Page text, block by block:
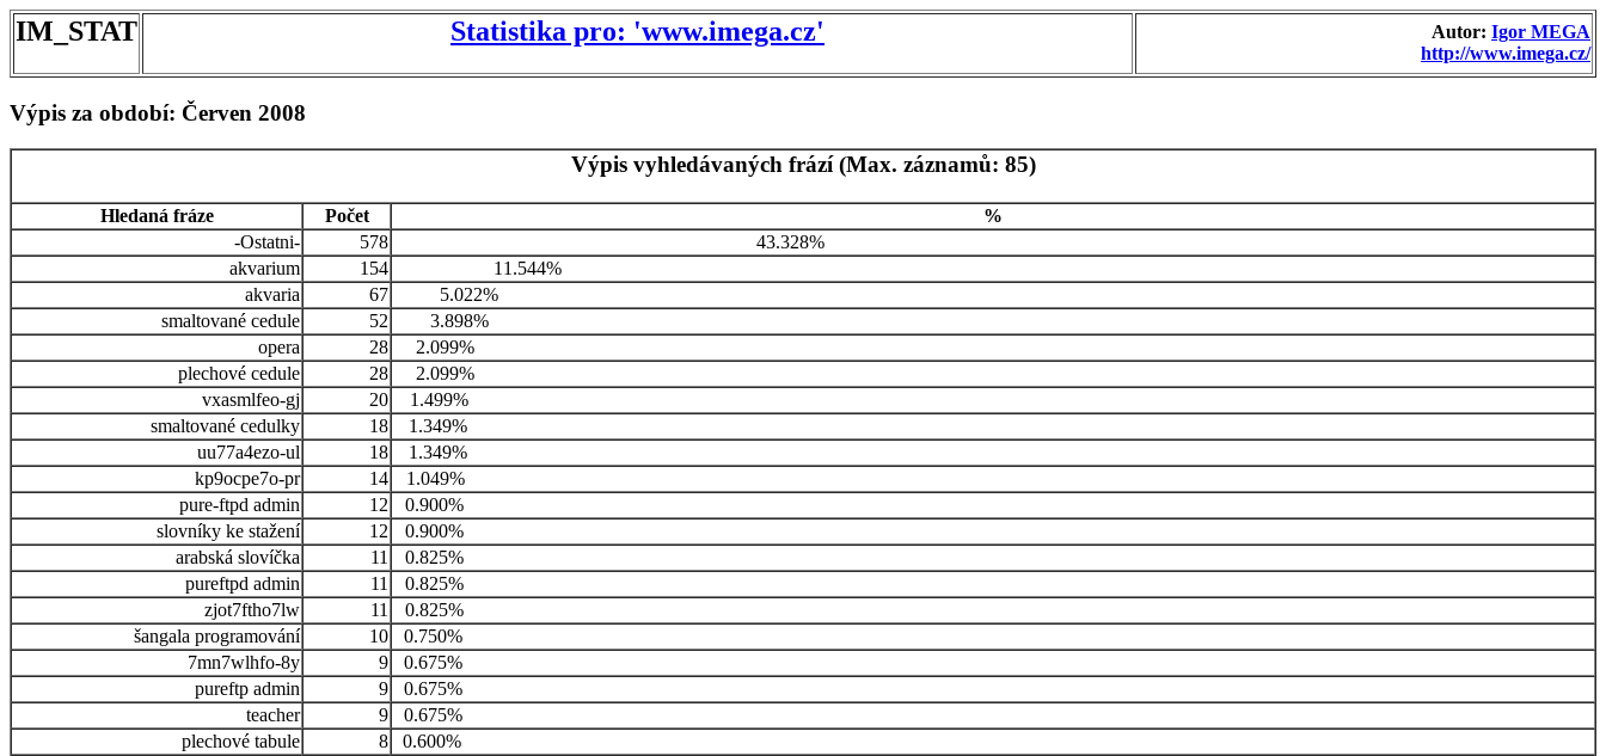
IM_STAT Statistika pro: 'www.imega.cz' Autor: Igor MEGA
http://www.imega.cz/
Výpis za období: Červen 2008
Výpis vyhledávaných frází (Max. záznamů: 85)
Hledaná fráze Počet
%
-Ostatni-
578
43.328%
akvarium
154
11.544%
akvaria
67
5.022%
smaltované cedule
52
3.898%
opera
28
2.099%
plechové cedule
28
2.099%
vxasmlfeo-gj
20
1.499%
smaltované cedulky
18
1.349%
uu77a4ezo-ul
18
1.349%
kp9ocpe7o-pr
14
1.049%
pure-ftpd admin
12
0.900%
slovníky ke stažení
12
0.900%
arabská slovíčka
11
0.825%
pureftpd admin
11
0.825%
zjot7ftho7lw
11
0.825%
šangala programování
10
0.750%
7mn7wlhfo-8y
9
0.675%
pureftp admin
9
0.675%
teacher
9
0.675%
plechové tabule
8
0.600%